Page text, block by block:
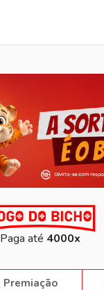
Paga até 4000x
Premiação